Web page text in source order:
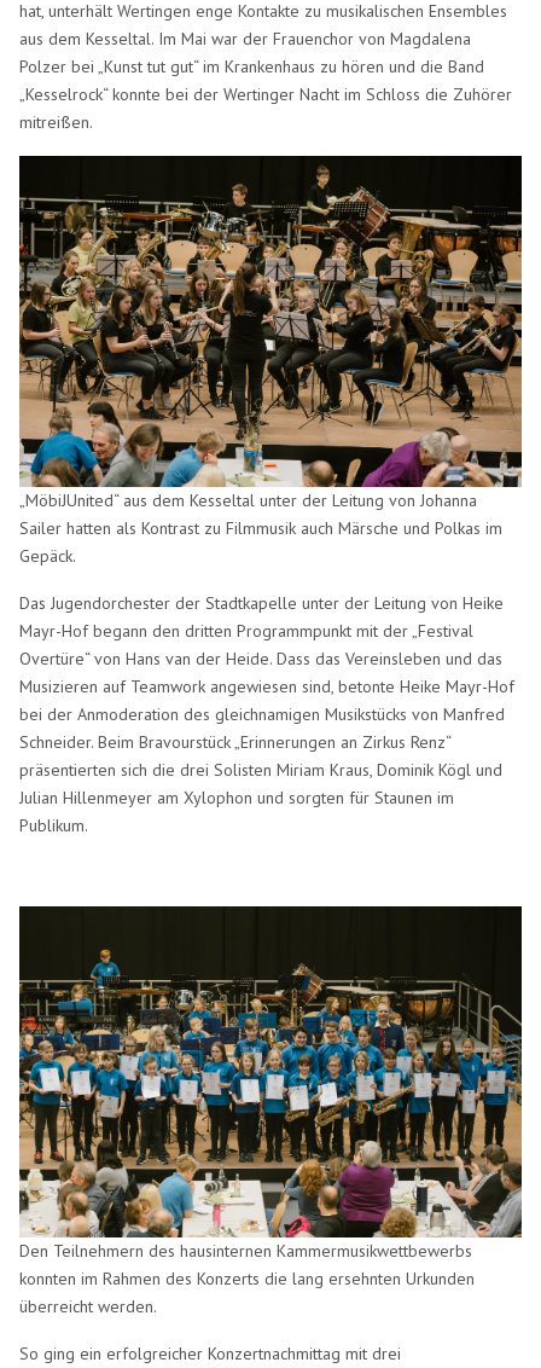
hat, unterhält Wertingen enge Kontakte zu musikalischen Ensembles
aus dem Kesseltal. Im Mai war der Frauenchor von Magdalena
Polzer bei „Kunst tut gut“ im Krankenhaus zu hören und die Band
„Kesselrock“ konnte bei der Wertinger Nacht im Schloss die Zuhörer
mitreißen.
„MöbiJUnited“ aus dem Kesseltal unter der Leitung von Johanna
Sailer hatten als Kontrast zu Filmmusik auch Märsche und Polkas im
Gepäck.
Das Jugendorchester der Stadtkapelle unter der Leitung von Heike
Mayr-Hof begann den dritten Programmpunkt mit der „Festival
Overtüre“ von Hans van der Heide. Dass das Vereinsleben und das
Musizieren auf Teamwork angewiesen sind, betonte Heike Mayr-Hof
bei der Anmoderation des gleichnamigen Musikstücks von Manfred
Schneider. Beim Bravourstück „Erinnerungen an Zirkus Renz“
präsentierten sich die drei Solisten Miriam Kraus, Dominik Kögl und
Julian Hillenmeyer am Xylophon und sorgten für Staunen im
Publikum.
Den Teilnehmern des hausinternen Kammermusikwettbewerbs
konnten im Rahmen des Konzerts die lang ersehnten Urkunden
überreicht werden.
So ging ein erfolgreicher Konzertnachmittag mit drei